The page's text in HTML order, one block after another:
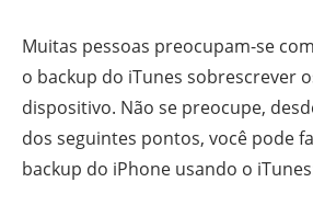
Muitas pessoas preocupam-se
o backup do iTunes sobrescrever
dispositivo. Não se preocupe,
dos seguintes pontos, você pode
backup do iPhone usando o